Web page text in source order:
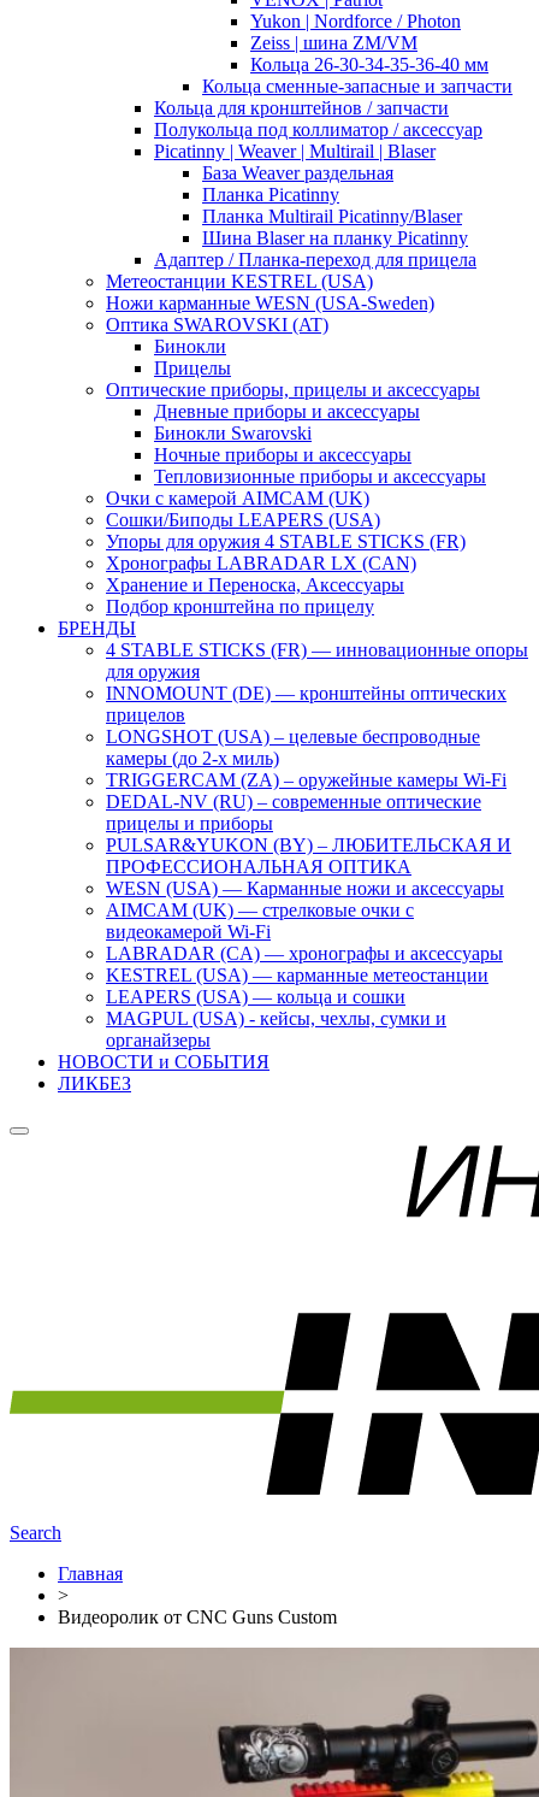
Yukon | Nordforce / Photon
Zeiss | шина ZM/VM
Кольца 26-30-34-35-36-40 мм
Кольца сменные-запасные и запчасти
Кольца для кронштейнов / запчасти
Полукольца под коллиматор / аксессуар
Picatinny | Weaver | Multirail | Blaser
База Weaver раздельная
Планка Picatinny
Планка Multirail Picatinny/Blaser
Шина Blaser на планку Picatinny
Адаптер / Планка-переход для прицела
Метеостанции KESTREL (USA)
Ножи карманные WESN (USA-Sweden)
Оптика SWAROVSKI (AT)
Бинокли
Прицелы
Оптические приборы, прицелы и аксессуары
Дневные приборы и аксессуары
Бинокли Swarovski
Ночные приборы и аксессуары
Тепловизионные приборы и аксессуары
Очки с камерой AIMCAM (UK)
Сошки/Биподы LEAPERS (USA)
Упоры для оружия 4 STABLE STICKS (FR)
Хронографы LABRADAR LX (CAN)
Хранение и Переноска, Аксессуары
Подбор кронштейна по прицелу
БРЕНДЫ
4 STABLE STICKS (FR) — инновационные опоры
для оружия
INNOMOUNT (DE) — кронштейны оптических
прицелов
LONGSHOT (USA) – целевые беспроводные
камеры (до 2-х миль)
TRIGGERCAM (ZA) – оружейные камеры Wi-Fi
DEDAL-NV (RU) – современные оптические
прицелы и приборы
PULSAR&YUKON (BY) – ЛЮБИТЕЛЬСКАЯ И
ПРОФЕССИОНАЛЬНАЯ ОПТИКА
WESN (USA) — Карманные ножи и аксессуары
AIMCAM (UK) — стрелковые очки с
видеокамерой Wi-Fi
LABRADAR (CA) — хронографы и аксессуары
KESTREL (USA) — карманные метеостанции
LEAPERS (USA) — кольца и сошки
MAGPUL (USA) - кейсы, чехлы, сумки и
органайзеры
НОВОСТИ и СОБЫТИЯ
ЛИКБЕЗ
Search
Главная
>
Видеоролик от CNC Guns Custom